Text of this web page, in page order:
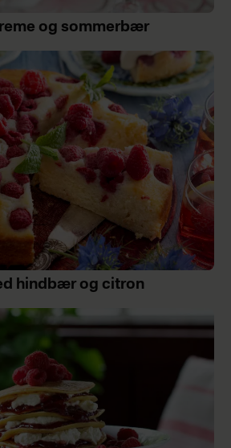
og sommerbær
hindbær og citron